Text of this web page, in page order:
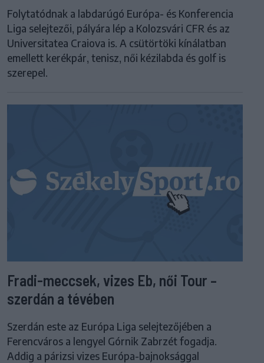
Folytatódnak a labdarúgó Európa- és Konferencia
Liga selejtezői, pályára lép a Kolozsvári CFR és az
Universitatea Craiova is. A csütörtöki kínálatban
emellett kerékpár, tenisz, női kézilabda és golf is
szerepel.
Fradi-meccsek, vizes Eb, női Tour –
szerdán a tévében
Szerdán este az Európa Liga selejtezőjében a
Ferencváros a lengyel Górnik Zabrzét fogadja.
Addig a párizsi vizes Európa-bajnoksággal